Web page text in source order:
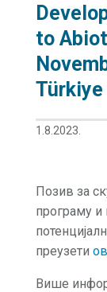
to
Türkiye
1.8.2023.
Позив за
програму
преузети
Више